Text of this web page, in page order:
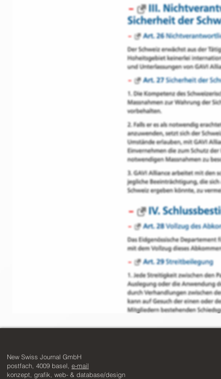
New Swiss Journal GmbH
postfach, 4009 basel, e-mail
​konzept, grafik, web- & database/design